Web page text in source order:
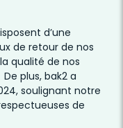
d’une
de retour de nos
qualité de nos
De plus, bak2 a
soulignant notre
de